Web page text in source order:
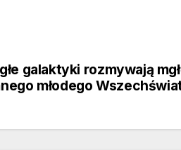
galaktyki rozmywają
młodego